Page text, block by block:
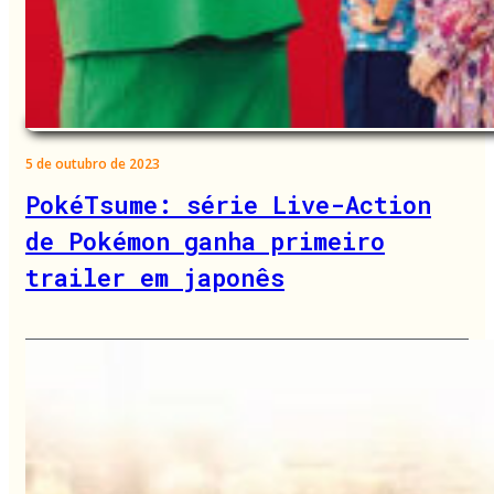
5 de outubro de 2023
PokéTsume: série Live-Action
de Pokémon ganha primeiro
trailer em japonês